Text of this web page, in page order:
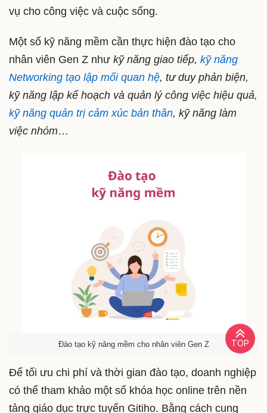
vụ cho công việc và cuộc sống.
Một số kỹ năng mềm cần thực hiện đào tạo cho
nhân viên Gen Z như kỹ năng giao tiếp, kỹ năng
Networking tạo lập mối quan hệ, tư duy phản biện,
kỹ năng lập kế hoạch và quản lý công việc hiệu quả,
kỹ năng quản trị cảm xúc bản thân, kỹ năng làm
việc nhóm…
Đào tạo kỹ năng mềm cho nhân viên Gen Z
Để tối ưu chi phí và thời gian đào tạo, doanh nghiệp
có thể tham khảo một số khóa học online trên nền
tảng giáo dục trực tuyến Gitiho. Bằng cách cung
TOP